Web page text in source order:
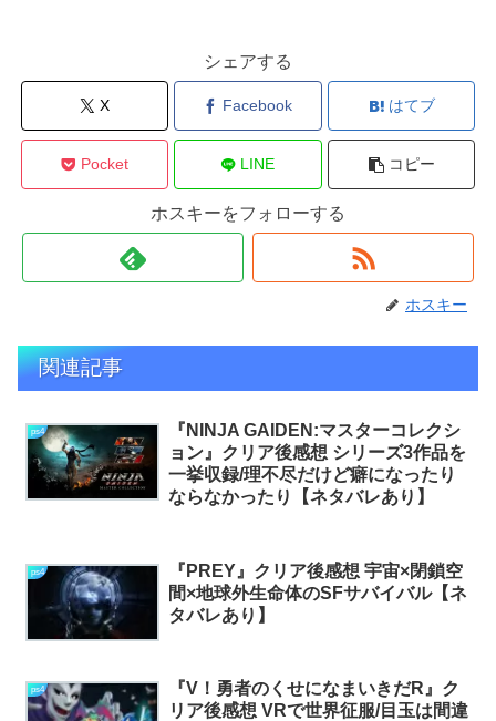
シェアする
X Facebook はてブ
Pocket LINE コピー
ホスキーをフォローする
ホスキー
関連記事
ps4
『NINJA GAIDEN:マスターコレクシ
ョン』クリア後感想 シリーズ3作品を
一挙収録/理不尽だけど癖になったり
ならなかったり【ネタバレあり】
ps4
『PREY』クリア後感想 宇宙×閉鎖空
間×地球外生命体のSFサバイバル【ネ
タバレあり】
ps4
『V！勇者のくせになまいきだR』ク
リア後感想 VRで世界征服/目玉は間違